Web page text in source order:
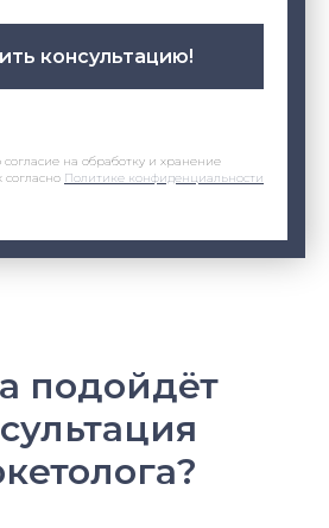
консультацию!
на обработку и хранение
Политике конфиденциальности
подойдёт